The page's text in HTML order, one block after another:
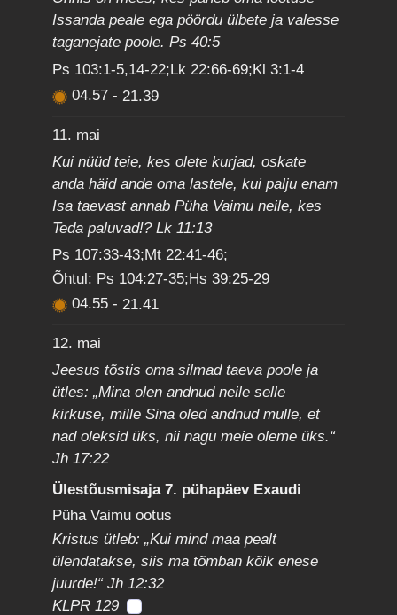
Issanda peale ega pöördu ülbete ja valesse
taganejate poole. Ps 40:5
Ps 103:1-5,14-22;Lk 22:66-69;Kl 3:1-4
04.57- 21.39
11. mai
Kui nüüd teie, kes olete kurjad, oskate
anda häid ande oma lastele, kui palju enam
Isa taevast annab Püha Vaimu neile, kes
Teda paluvad!? Lk 11:13
Ps 107:33-43;Mt 22:41-46;
Õhtul: Ps 104:27-35;Hs 39:25-29
04.55- 21.41
12. mai
Jeesus tõstis oma silmad taeva poole ja
ütles: „Mina olen andnud neile selle
kirkuse, mille Sina oled andnud mulle, et
nad oleksid üks, nii nagu meie oleme üks.“
Jh 17:22
Ülestõusmisaja 7. pühapäev Exaudi
Püha Vaimu ootus
Kristus ütleb: „Kui mind maa pealt
ülendatakse, siis ma tõmban kõik enese
juurde!“ Jh 12:32
KLPR 129